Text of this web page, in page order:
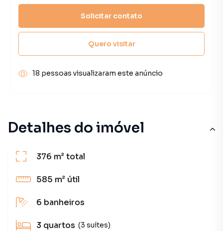
Detalhes do imóvel
376 m²total
585 m² útil
6 banheiros
3 quartos (3 suítes)
Solicitar contato
Quero visitar
18 pessoas visualizaram este anúncio